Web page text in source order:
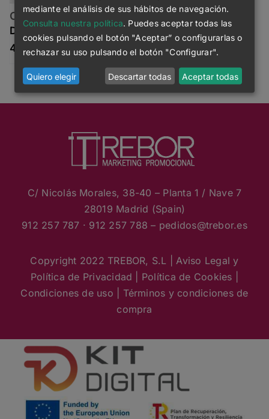
Commuter
45.50€
C/ Nicolás Morales, 38-40 – Planta 1 / Nave 7
28019 Madrid (Spain)
912 257 787 · 912 257 788 – pedidos@trebor.es
Copyright 2022 TREBOR, S.L |Aviso Legal y
Política de Privacidad
Política de Cookies
Condiciones de uso
Términos y condiciones de
compra
mediante el análisis de sus hábitos de navegación.
Consulta nuestra política. Puedes aceptar todas las
cookies pulsando el botón "Aceptar” o configurarlas o
rechazar su uso pulsando el botón "Configurar".
Quiero elegir Descartar todas Aceptar todas